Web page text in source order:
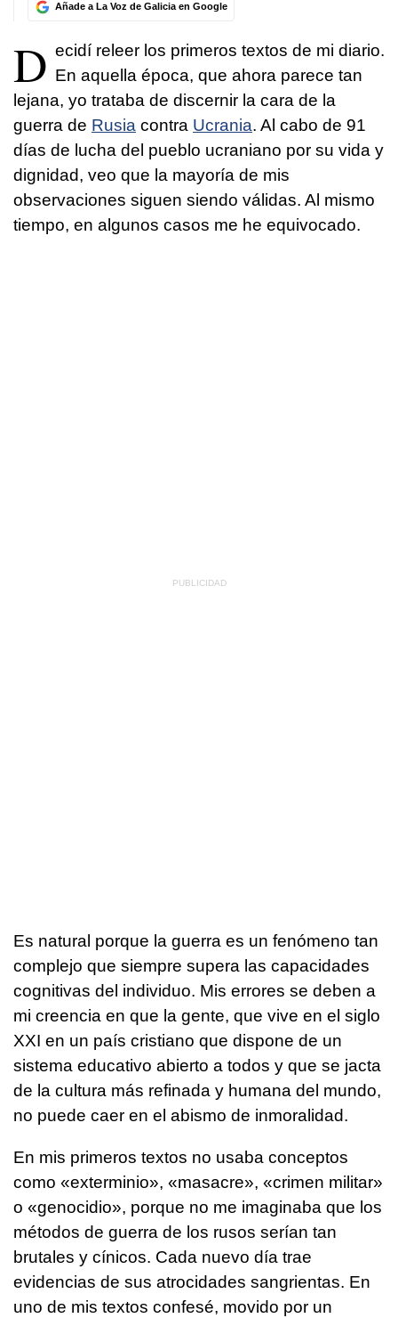
Añade a La Voz de Galicia en Google
D ecidí releer los primeros textos de mi diario.
En aquella época, que ahora parece tan
lejana, yo trataba de discernir la cara de la
guerra de Rusia contra Ucrania. Al cabo de 91
días de lucha del pueblo ucraniano por su vida y
dignidad, veo que la mayoría de mis
observaciones siguen siendo válidas. Al mismo
tiempo, en algunos casos me he equivocado.
Es natural porque la guerra es un fenómeno tan
complejo que siempre supera las capacidades
cognitivas del individuo. Mis errores se deben a
mi creencia en que la gente, que vive en el siglo
XXI en un país cristiano que dispone de un
sistema educativo abierto a todos y que se jacta
de la cultura más refinada y humana del mundo,
no puede caer en el abismo de inmoralidad.
En mis primeros textos no usaba conceptos
como «exterminio», «masacre», «crimen militar»
o «genocidio», porque no me imaginaba que los
métodos de guerra de los rusos serían tan
brutales y cínicos. Cada nuevo día trae
evidencias de sus atrocidades sangrientas. En
uno de mis textos confesé, movido por un